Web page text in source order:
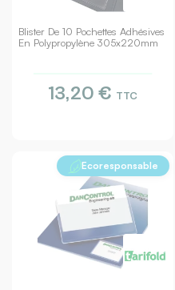
Blister De 10 Pochettes Adhésives
En Polypropylène 305x220mm
13,20 € TTC
Ecoresponsable